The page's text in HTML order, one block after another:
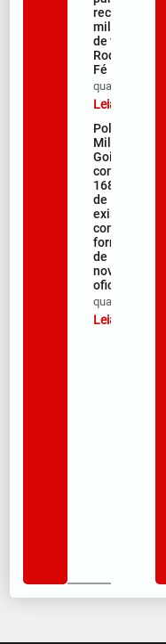
receber
milhares
de fiéis na
Rodovia da
Fé
qua/08/2026
Leia mais »
Polícia
Militar de
Goiás
comemora
168 anos
de
existência
com
formação
de 106
novos
oficiais
qua/08/2026
Leia mais »